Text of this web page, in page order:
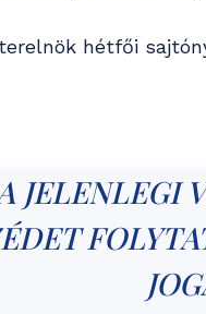
hétfői
JELENLEGI